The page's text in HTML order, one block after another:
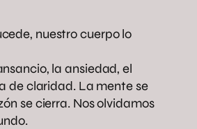
nuestro cuerpo lo
la ansiedad, el
de claridad. La mente se
se cierra. Nos olvidamos